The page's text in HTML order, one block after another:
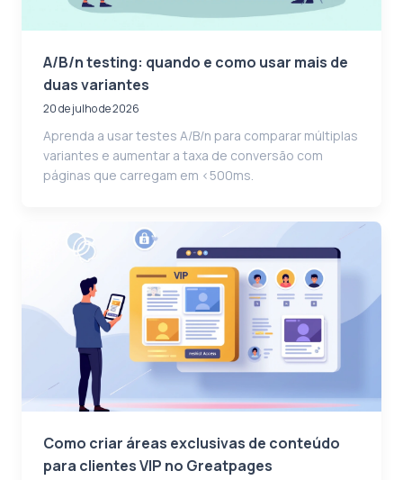
A/B/n testing: quando e como usar mais de
duas variantes
20 de julho de 2026
Aprenda a usar testes A/B/n para comparar múltiplas
variantes e aumentar a taxa de conversão com
páginas que carregam em <500ms.
Como criar áreas exclusivas de conteúdo
para clientes VIP no Greatpages